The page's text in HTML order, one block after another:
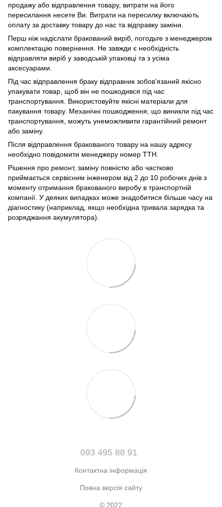
продажу або відправлення товару, витрати на його
пересилання несете Ви. Витрати на пересилку включають
оплату за доставку товару до нас та відправку заміни.
Перш ніж надіслати бракований виріб, погодьте з менеджером
комплектацію повернення. Не завжди є необхідність
відправляти виріб у заводській упаковці та з усіма
аксесуарами.
Під час відправлення браку відправник зобов'язаний якісно
упакувати товар, щоб він не пошкодився під час
транспортування. Використовуйте якісні матеріали для
пакування товару. Механічні пошкодження, що виникли під час
транспортування, можуть унеможливити гарантійний ремонт
або заміну.
Після відправлення бракованого товару на нашу адресу
необхідно повідомити менеджеру номер ТТН.
Рішення про ремонт, заміну повністю або частково
приймається сервісним інженером від 2 до 10 робочих днів з
моменту отримання бракованого виробу в транспортній
компанії. У деяких випадках може знадобитися більше часу на
діагностику (наприклад, якщо необхідна тривала зарядка та
розряджання акумулятора).
093 495 88 91
Контактна інформація
Повна версія сайту
© 2022